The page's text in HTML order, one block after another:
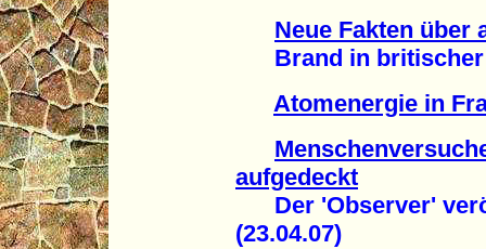
Neue Fakten über
Brand in britischer
Atomenergie in
aufgedeckt
Der 'Observer'
(23.04.07)